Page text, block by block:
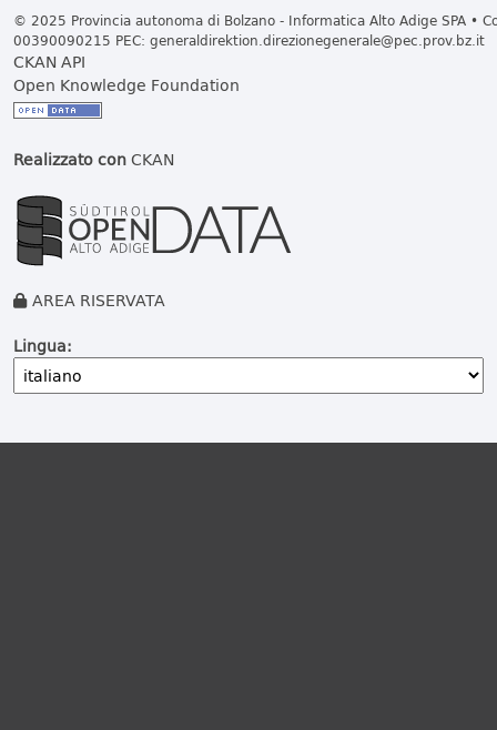
© 2025 Provincia autonoma di Bolzano - Informatica Alto Adige SPA •
00390090215 PEC: generaldirektion.direzionegenerale@pec.prov.bz.it
CKAN API
Open Knowledge Foundation
Realizzato conCKAN
AREA RISERVATA
Lingua